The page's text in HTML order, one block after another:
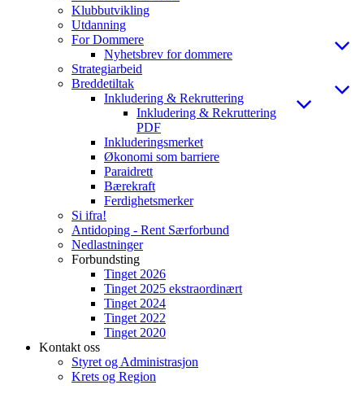
Klubbutvikling
Utdanning
For Dommere
Nyhetsbrev for dommere
Strategiarbeid
Breddetiltak
Inkludering & Rekruttering
Inkludering & Rekruttering
PDF
Inkluderingsmerket
Økonomi som barriere
Paraidrett
Bærekraft
Ferdighetsmerker
Si ifra!
Antidoping - Rent Særforbund
Nedlastninger
Forbundsting
Tinget 2026
Tinget 2025 ekstraordinært
Tinget 2024
Tinget 2022
Tinget 2020
Kontakt oss
Styret og Administrasjon
Krets og Region